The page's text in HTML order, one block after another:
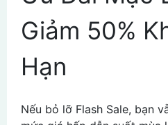
Giảm 50%
Hạn
Nếu bỏ lỡ Flash Sale, bạn